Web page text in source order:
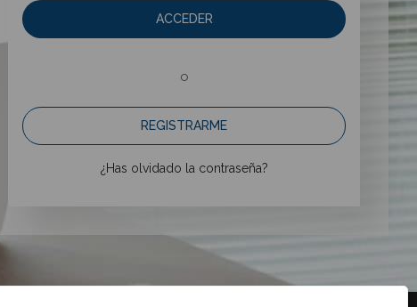
ACCEDER
o
REGISTRARME
¿Has olvidado la contraseña?